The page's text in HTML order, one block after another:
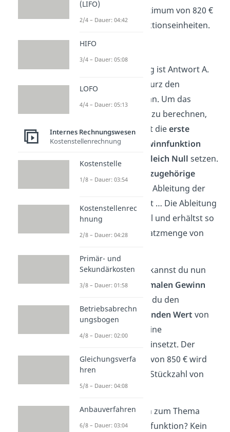
C. Das Gewinnmaximum von 820 €
liegt bei 20 Produktionseinheiten.
Antwort
Die richtige Lösung ist Antwort A.
Schauen wir uns kurz den
Rechenweg dazu an. Um das
zu berechnen,
musst du zunächst dieerste
Ableitungder
Gewinnfunktion
bilden und diese
gleich Null setzen.
zugehörige
. Die Ableitung der
Gewinnfunktion ist … Die Ableitung
setzt du gleich Null und erhältst so
eine optimale Absatzmenge von
Mit dieser Menge kannst du nun
auch deinen maximalen Gewinn
berechnen, indem du den
gewinnmaximierenden Wert von
zehn einfach in deine
einsetzt. Der
maximale Gewinn von 850 € wird
bei der optimalen Stückzahl von
zehn erzielt.
Verständnisfragen zum Thema
Gewinn- und Erlösfunktion? Kein
(LIFO)
2/4 – Dauer: 04:42
HIFO
3/4 – Dauer: 05:08
LOFO
4/4 – Dauer: 05:13
Internes Rechnungswesen
Kostenstellenrechnung
Kostenstelle
1/8 – Dauer: 03:54
Kostenstellenrec
hnung
2/8 – Dauer: 04:28
Primär- und
Sekundärkosten
3/8 – Dauer: 01:58
Betriebsabrechn
ungsbogen
4/8 – Dauer: 02:00
Gleichungsverfa
hren
5/8 – Dauer: 04:08
Anbauverfahren
6/8 – Dauer: 03:04